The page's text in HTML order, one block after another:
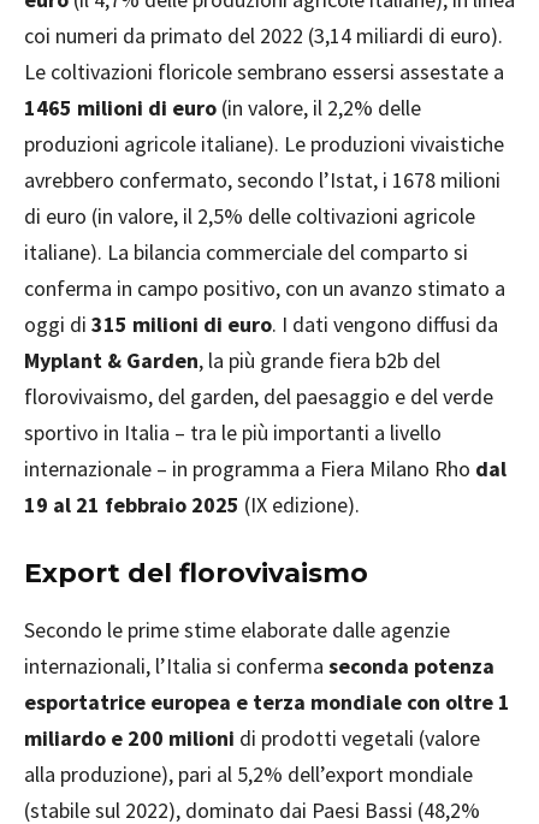
coi numeri da primato del 2022 (3,14 miliardi di euro).
Le coltivazioni floricole sembrano essersi assestate a
1465 milioni di euro (in valore, il 2,2% delle
produzioni agricole italiane). Le produzioni vivaistiche
avrebbero confermato, secondo l’Istat, i 1678 milioni
di euro (in valore, il 2,5% delle coltivazioni agricole
italiane). La bilancia commerciale del comparto si
conferma in campo positivo, con un avanzo stimato a
oggi di 315 milioni di euro. I dati vengono diffusi da
Myplant & Garden, la più grande fiera b2b del
florovivaismo, del garden, del paesaggio e del verde
sportivo in Italia – tra le più importanti a livello
internazionale – in programma a Fiera Milano Rho dal
19 al 21 febbraio 2025 (IX edizione).
Export del florovivaismo
Secondo le prime stime elaborate dalle agenzie
internazionali, l’Italia si conferma seconda potenza
esportatrice europea e terza mondiale con oltre 1
miliardo e 200 milioni di prodotti vegetali (valore
alla produzione), pari al 5,2% dell’export mondiale
(stabile sul 2022), dominato dai Paesi Bassi (48,2%